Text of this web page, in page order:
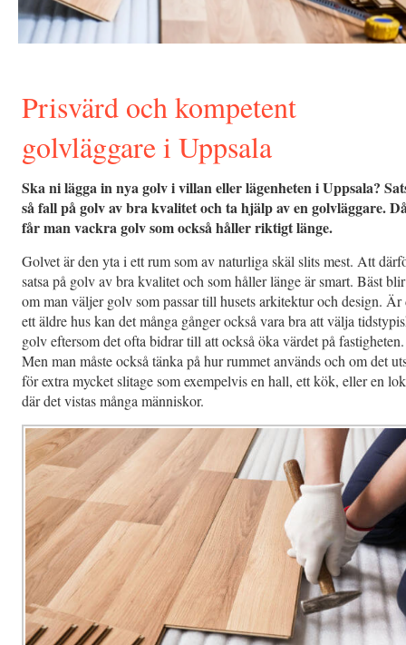
Prisvärd och kompetent
golvläggare i Uppsala
Ska ni lägga in nya golv i villan eller lägenheten i Uppsala?
så fall på golv av bra kvalitet och ta hjälp av en golvläggare.
får man vackra golv som också håller riktigt länge.
Golvet är den yta i ett rum som av naturliga skäl slits mest. Att
satsa på golv av bra kvalitet och som håller länge är smart. Bäst
om man väljer golv som passar till husets arkitektur och design. Är
ett äldre hus kan det många gånger också vara bra att välja
golv eftersom det ofta bidrar till att också öka värdet på fastigheten.
Men man måste också tänka på hur rummet används och om det
för extra mycket slitage som exempelvis en hall, ett kök, eller en
där det vistas många människor.